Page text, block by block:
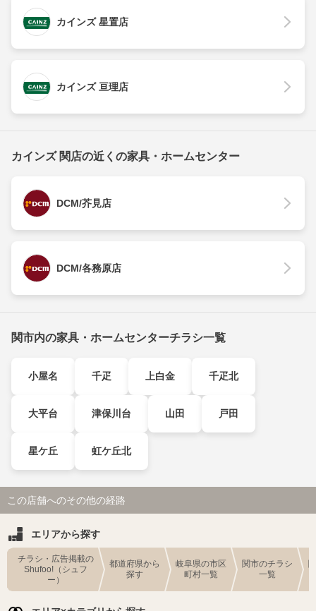
カインズ 星置店
カインズ 亘理店
カインズ 関店の近くの家具・ホームセンター
DCM/芥見店
DCM/各務原店
関市内の家具・ホームセンターチラシ一覧
小屋名 千疋 上白金 千疋北
大平台 津保川台 山田 戸田
星ケ丘 虹ケ丘北
この店舗へのその他の経路
エリアから探す
チラシ・広告掲載の
Shufoo!（シュフ
ー）
都道府県から
探す
岐阜県の市区
町村一覧
関市のチラシ
一覧